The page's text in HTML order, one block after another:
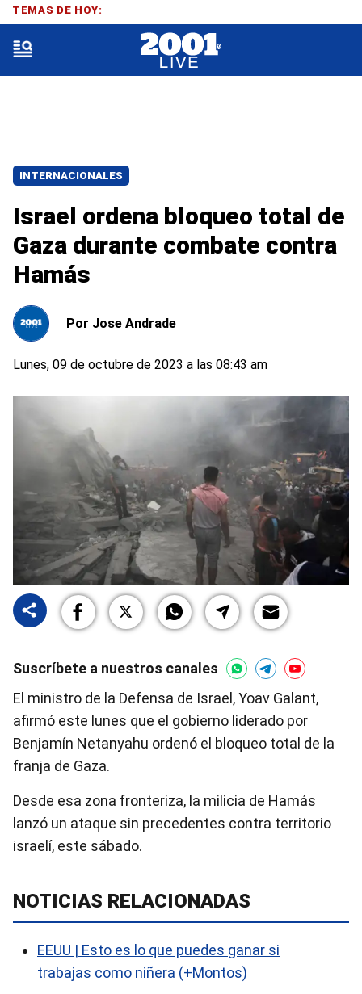
INTERNACIONALES
Israel ordena bloqueo total de
Gaza durante combate contra
Hamás
Por Jose Andrade
Lunes, 09 de octubre de 2023 a las 08:43 am
Suscríbete a nuestros canales
El ministro de la Defensa de Israel, Yoav Galant,
afirmó este lunes que el gobierno liderado por
Benjamín Netanyahu ordenó el bloqueo total de la
franja de Gaza.
Desde esa zona fronteriza, la milicia de Hamás
lanzó un ataque sin precedentes contra territorio
israelí, este sábado.
NOTICIAS RELACIONADAS
EEUU | Esto es lo que puedes ganar si
trabajas como niñera (+Montos)
TEMAS DE HOY: